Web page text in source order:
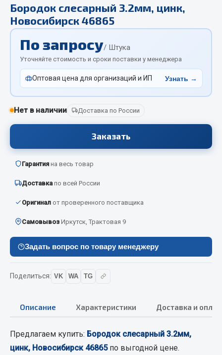
Отопители салона, подогреватели
Автономные воздушные отопители
Жидкостные подогреватели
Отопители салона
Подогреватели тосола
Автотовары
Автокаталоги
Аксессуары автомобильные
Брызговики
Вымпела
Показать ещё
Масла
Бородок слесарный 3.2мм, цинк,
Новосибирск 46865
По запросу/ Штука
Уточняйте стоимость и сроки поставки у менеджера
Оптовая цена для организаций и ИП Узнать →
Нет в наличии Доставка по России
Заказать
Гарантия на весь товар
Доставка по всей России
Оригинал от проверенного поставщика
Самовывоз Иркутск, Трактовая 9
Задать вопрос по товару менеджеру
Поделиться: VK WA TG
Описание Характеристики Доставка и
Предлагаем купить: Бородок слесарный 3.2мм,
цинк, Новосибирск 46865по выгодной цене.